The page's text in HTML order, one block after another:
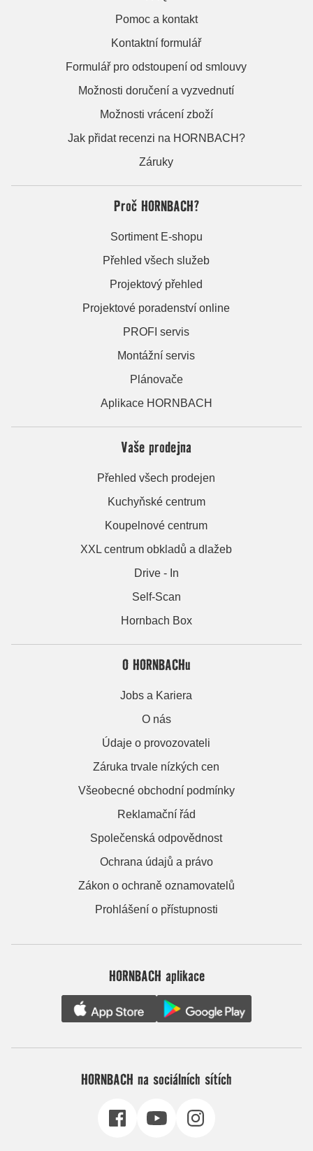
Pomoc a kontakt
Kontaktní formulář
Formulář pro odstoupení od smlouvy
Možnosti doručení a vyzvednutí
Možnosti vrácení zboží
Jak přidat recenzi na HORNBACH?
Záruky
Proč HORNBACH?
Sortiment E-shopu
Přehled všech služeb
Projektový přehled
Projektové poradenství online
PROFI servis
Montážní servis
Plánovače
Aplikace HORNBACH
Vaše prodejna
Přehled všech prodejen
Kuchyňské centrum
Koupelnové centrum
XXL centrum obkladů a dlažeb
Drive - In
Self-Scan
Hornbach Box
O HORNBACHu
Jobs a Kariera
O nás
Údaje o provozovateli
Záruka trvale nízkých cen
Všeobecné obchodní podmínky
Reklamační řád
Společenská odpovědnost
Ochrana údajů a právo
Zákon o ochraně oznamovatelů
Prohlášení o přístupnosti
HORNBACH aplikace
HORNBACH na sociálních sítích